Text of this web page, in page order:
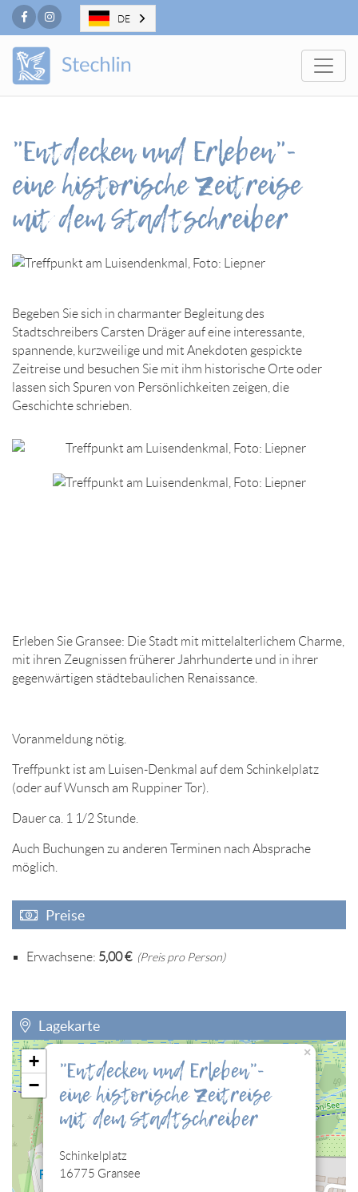
FacebookInstagram
"Entdecken und Erleben"-
eine historische Zeitreise
mit dem Stadtschreiber
Begeben Sie sich in charmanter Begleitung des
Stadtschreibers Carsten Dräger auf eine interessante,
spannende, kurzweilige und mit Anekdoten gespickte
Zeitreise und besuchen Sie mit ihm historische Orte oder
lassen sich Spuren von Persönlichkeiten zeigen, die
Geschichte schrieben.
Erleben Sie Gransee: Die Stadt mit mittelalterlichem Charme,
mit ihren Zeugnissen früherer Jahrhunderte und in ihrer
gegenwärtigen städtebaulichen Renaissance.
Voranmeldung nötig.
Treffpunkt ist am Luisen-Denkmal auf dem Schinkelplatz
(oder auf Wunsch am Ruppiner Tor).
Dauer ca. 1 1/2 Stunde.
Auch Buchungen zu anderen Terminen nach Absprache
möglich.
Preise
Erwachsene: 5,00 €(Preis pro Person)
Lagekarte
Sie müssen die Cookies der Kategorie "Personalisierung"
zulassen, damit Sie die hier eingebettete Lagekarte sehen
können.
Cookies jetzt bearbeiten
"Entdecken und Erleben"-
eine historische Zeitreise
mit dem Stadtschreiber
Schinkelplatz
16775 Gransee
×
+
−
DE